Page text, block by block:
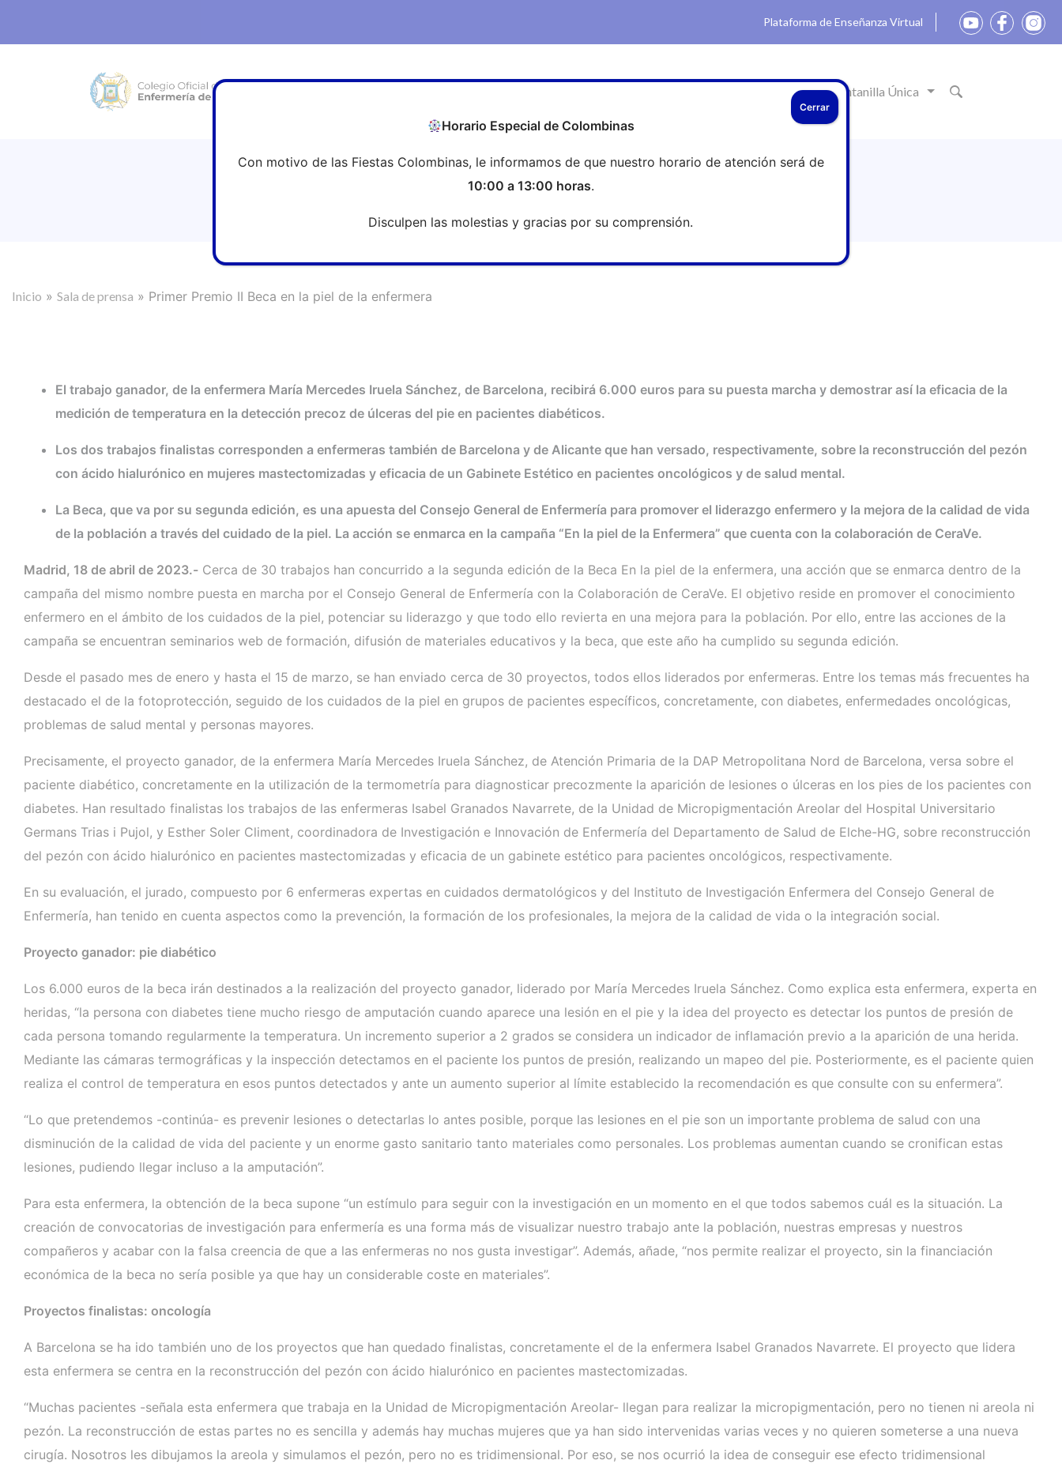
Plataforma de Enseñanza Virtual
Actualidad Ventanilla Única
Primer Premio II Beca en la piel de la enfermera
Inicio » Sala de prensa » Primer Premio II Beca en la piel de la enfermera
El trabajo ganador, de la enfermera María Mercedes Iruela Sánchez, de Barcelona, recibirá 6.000 euros para su puesta marcha y demostrar así la eficacia de la
medición de temperatura en la detección precoz de úlceras del pie en pacientes diabéticos.
Los dos trabajos finalistas corresponden a enfermeras también de Barcelona y de Alicante que han versado, respectivamente, sobre la reconstrucción del pezón
con ácido hialurónico en mujeres mastectomizadas y eficacia de un Gabinete Estético en pacientes oncológicos y de salud mental.
La Beca, que va por su segunda edición, es una apuesta del Consejo General de Enfermería para promover el liderazgo enfermero y la mejora de la calidad de vida
de la población a través del cuidado de la piel. La acción se enmarca en la campaña “En la piel de la Enfermera” que cuenta con la colaboración de CeraVe.
Madrid, 18 de abril de 2023.- Cerca de 30 trabajos han concurrido a la segunda edición de la Beca En la piel de la enfermera, una acción que se enmarca dentro de la
campaña del mismo nombre puesta en marcha por el Consejo General de Enfermería con la Colaboración de CeraVe. El objetivo reside en promover el conocimiento
enfermero en el ámbito de los cuidados de la piel, potenciar su liderazgo y que todo ello revierta en una mejora para la población. Por ello, entre las acciones de la
campaña se encuentran seminarios web de formación, difusión de materiales educativos y la beca, que este año ha cumplido su segunda edición.
Desde el pasado mes de enero y hasta el 15 de marzo, se han enviado cerca de 30 proyectos, todos ellos liderados por enfermeras. Entre los temas más frecuentes ha
destacado el de la fotoprotección, seguido de los cuidados de la piel en grupos de pacientes específicos, concretamente, con diabetes, enfermedades oncológicas,
problemas de salud mental y personas mayores.
Precisamente, el proyecto ganador, de la enfermera María Mercedes Iruela Sánchez, de Atención Primaria de la DAP Metropolitana Nord de Barcelona, versa sobre el
paciente diabético, concretamente en la utilización de la termometría para diagnosticar precozmente la aparición de lesiones o úlceras en los pies de los pacientes con
diabetes. Han resultado finalistas los trabajos de las enfermeras Isabel Granados Navarrete, de la Unidad de Micropigmentación Areolar del Hospital Universitario
Germans Trias i Pujol, y Esther Soler Climent, coordinadora de Investigación e Innovación de Enfermería del Departamento de Salud de Elche-HG, sobre reconstrucción
del pezón con ácido hialurónico en pacientes mastectomizadas y eficacia de un gabinete estético para pacientes oncológicos, respectivamente.
En su evaluación, el jurado, compuesto por 6 enfermeras expertas en cuidados dermatológicos y del Instituto de Investigación Enfermera del Consejo General de
Enfermería, han tenido en cuenta aspectos como la prevención, la formación de los profesionales, la mejora de la calidad de vida o la integración social.
Proyecto ganador: pie diabético
Los 6.000 euros de la beca irán destinados a la realización del proyecto ganador, liderado por María Mercedes Iruela Sánchez. Como explica esta enfermera, experta en
heridas, “la persona con diabetes tiene mucho riesgo de amputación cuando aparece una lesión en el pie y la idea del proyecto es detectar los puntos de presión de
cada persona tomando regularmente la temperatura. Un incremento superior a 2 grados se considera un indicador de inflamación previo a la aparición de una herida.
Mediante las cámaras termográficas y la inspección detectamos en el paciente los puntos de presión, realizando un mapeo del pie. Posteriormente, es el paciente quien
realiza el control de temperatura en esos puntos detectados y ante un aumento superior al límite establecido la recomendación es que consulte con su enfermera”.
“Lo que pretendemos -continúa- es prevenir lesiones o detectarlas lo antes posible, porque las lesiones en el pie son un importante problema de salud con una
disminución de la calidad de vida del paciente y un enorme gasto sanitario tanto materiales como personales. Los problemas aumentan cuando se cronifican estas
lesiones, pudiendo llegar incluso a la amputación”.
Para esta enfermera, la obtención de la beca supone “un estímulo para seguir con la investigación en un momento en el que todos sabemos cuál es la situación. La
creación de convocatorias de investigación para enfermería es una forma más de visualizar nuestro trabajo ante la población, nuestras empresas y nuestros
compañeros y acabar con la falsa creencia de que a las enfermeras no nos gusta investigar”. Además, añade, “nos permite realizar el proyecto, sin la financiación
económica de la beca no sería posible ya que hay un considerable coste en materiales”.
Proyectos finalistas: oncología
A Barcelona se ha ido también uno de los proyectos que han quedado finalistas, concretamente el de la enfermera Isabel Granados Navarrete. El proyecto que lidera
esta enfermera se centra en la reconstrucción del pezón con ácido hialurónico en pacientes mastectomizadas.
“Muchas pacientes -señala esta enfermera que trabaja en la Unidad de Micropigmentación Areolar- llegan para realizar la micropigmentación, pero no tienen ni areola ni
pezón. La reconstrucción de estas partes no es sencilla y además hay muchas mujeres que ya han sido intervenidas varias veces y no quieren someterse a una nueva
cirugía. Nosotros les dibujamos la areola y simulamos el pezón, pero no es tridimensional. Por eso, se nos ocurrió la idea de conseguir ese efecto tridimensional
Horario Especial de Colombinas
Con motivo de las Fiestas Colombinas, le informamos de que nuestro horario de atención será de
10:00 a 13:00 horas.
Disculpen las molestias y gracias por su comprensión.
Cerrar